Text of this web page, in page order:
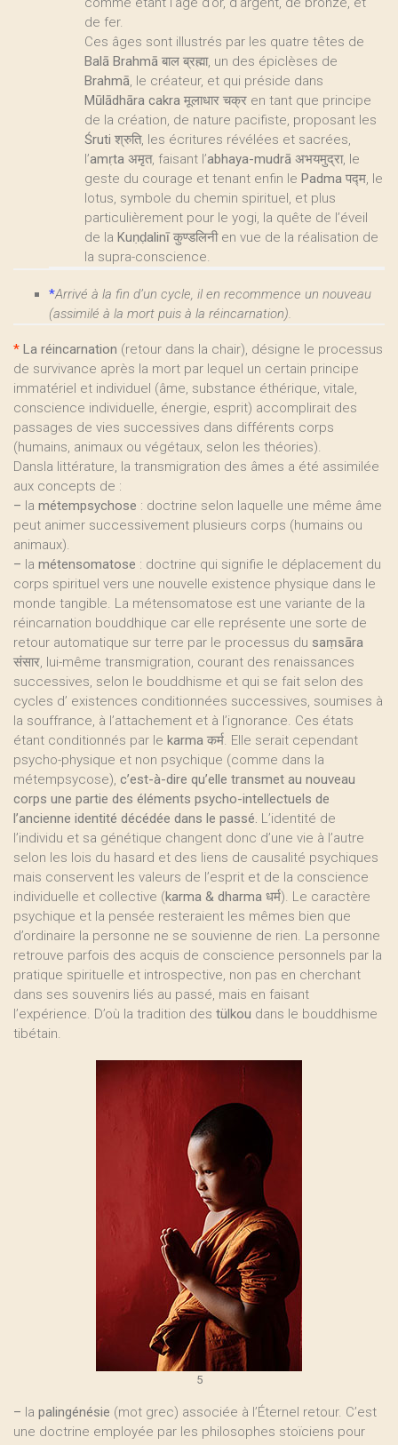
de fer.
Ces âges sont illustrés par les quatre têtes de
Balā Brahmā बाल ब्रह्मा, un des épiclèses de
Brahmā, le créateur, et qui préside dans
Mūlādhāra cakra मूलाधार चक्र en tant que principe
de la création, de nature pacifiste, proposant les
Śruti श्रुति, les écritures révélées et sacrées,
l’amṛta अमृत, faisant l’abhaya-mudrā अभयमुद्रा, le
geste du courage et tenant enfin le Padma पद्म, le
lotus, symbole du chemin spirituel, et plus
particulièrement pour le yogi, la quête de l’éveil
de la Kuṇḍalinīकुण्डलिनी en vue de la réalisation de
la supra-conscience.
*Arrivé à la fin d’un cycle, il en recommence un nouveau
(assimilé à la mort puis à la réincarnation).
* La réincarnation (retour dans la chair), désigne le processus
de survivance après la mort par lequel un certain principe
immatériel et individuel (âme, substance éthérique, vitale,
conscience individuelle, énergie, esprit) accomplirait des
passages de vies successives dans différents corps
(humains, animaux ou végétaux, selon les théories).
Dansla littérature, la transmigration des âmes a été assimilée
aux concepts de :
– la métempsychose : doctrine selon laquelle une même âme
peut animer successivement plusieurs corps (humains ou
animaux).
– la métensomatose : doctrine qui signifie le déplacement du
corps spirituel vers une nouvelle existence physique dans le
monde tangible. La métensomatose est une variante de la
réincarnation bouddhique car elle représente une sorte de
retour automatique sur terre par le processus du saṃsāra
संसार, lui-même transmigration, courant des renaissances
successives, selon le bouddhisme et qui se fait selon des
cycles d’ existences conditionnées successives, soumises à
la souffrance, à l’attachement et à l’ignorance. Ces états
étant conditionnés par le karma कर्म. Elle serait cependant
psycho-physique et non psychique (comme dans la
métempsycose), c’est-à-dire qu’elle transmet au nouveau
corps une partie des éléments psycho-intellectuels de
l’ancienne identité décédée dans le passé. L’identité de
l’individu et sa génétique changent donc d’une vie à l’autre
selon les lois du hasard et des liens de causalité psychiques
mais conservent les valeurs de l’esprit et de la conscience
individuelle et collective (karma & dharma धर्म). Le caractère
psychique et la pensée resteraient les mêmes bien que
d’ordinaire la personne ne se souvienne de rien. La personne
retrouve parfois des acquis de conscience personnels par la
pratique spirituelle et introspective, non pas en cherchant
dans ses souvenirs liés au passé, mais en faisant
l’expérience. D’où la tradition des tülkou dans le bouddhisme
tibétain.
5
– la palingénésie (mot grec) associée à l’Éternel retour. C’est
une doctrine employée par les philosophes stoïciens pour